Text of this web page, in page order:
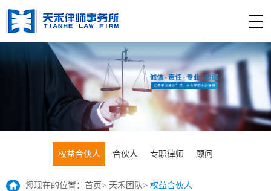
权益合伙人 合伙人 专职律师 顾问
您现在的位置： 首页> 天禾团队> 权益合伙人